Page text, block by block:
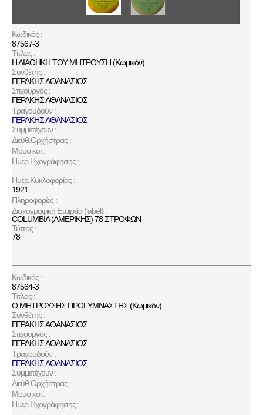
Κωδικός :
87567-3
Τίτλος :
Η ΔΙΑΘΗΚΗ ΤΟΥ ΜΗΤΡΟΥΣΗ (Κωμικόν)
Συνθέτης :
ΓΕΡΑΚΗΣ ΑΘΑΝΑΣΙΟΣ
Στιχουργός :
ΓΕΡΑΚΗΣ ΑΘΑΝΑΣΙΟΣ
Τραγουδούν :
ΓΕΡΑΚΗΣ ΑΘΑΝΑΣΙΟΣ
Συμμετέχουν :
Διεύθ.Ορχήστρας :
Μουσικοί :
Ημερ.Ηχογράφησης :
Ημερ.Κυκλοφορίας :
1921
Πληροφορίες :
Δισκογραφική Εταιρεία (label) :
COLUMBIA (ΑΜΕΡΙΚΗΣ) 78 ΣΤΡΟΦΩΝ
Τύπος :
78
Κωδικός :
87564-3
Τίτλος :
Ο ΜΗΤΡΟΥΣΗΣ ΠΡΟΓΥΜΝΑΣΤΗΣ (Κωμικόν)
Συνθέτης :
ΓΕΡΑΚΗΣ ΑΘΑΝΑΣΙΟΣ
Στιχουργός :
ΓΕΡΑΚΗΣ ΑΘΑΝΑΣΙΟΣ
Τραγουδούν :
ΓΕΡΑΚΗΣ ΑΘΑΝΑΣΙΟΣ
Συμμετέχουν :
Διεύθ.Ορχήστρας :
Μουσικοί :
Ημερ.Ηχογράφησης :